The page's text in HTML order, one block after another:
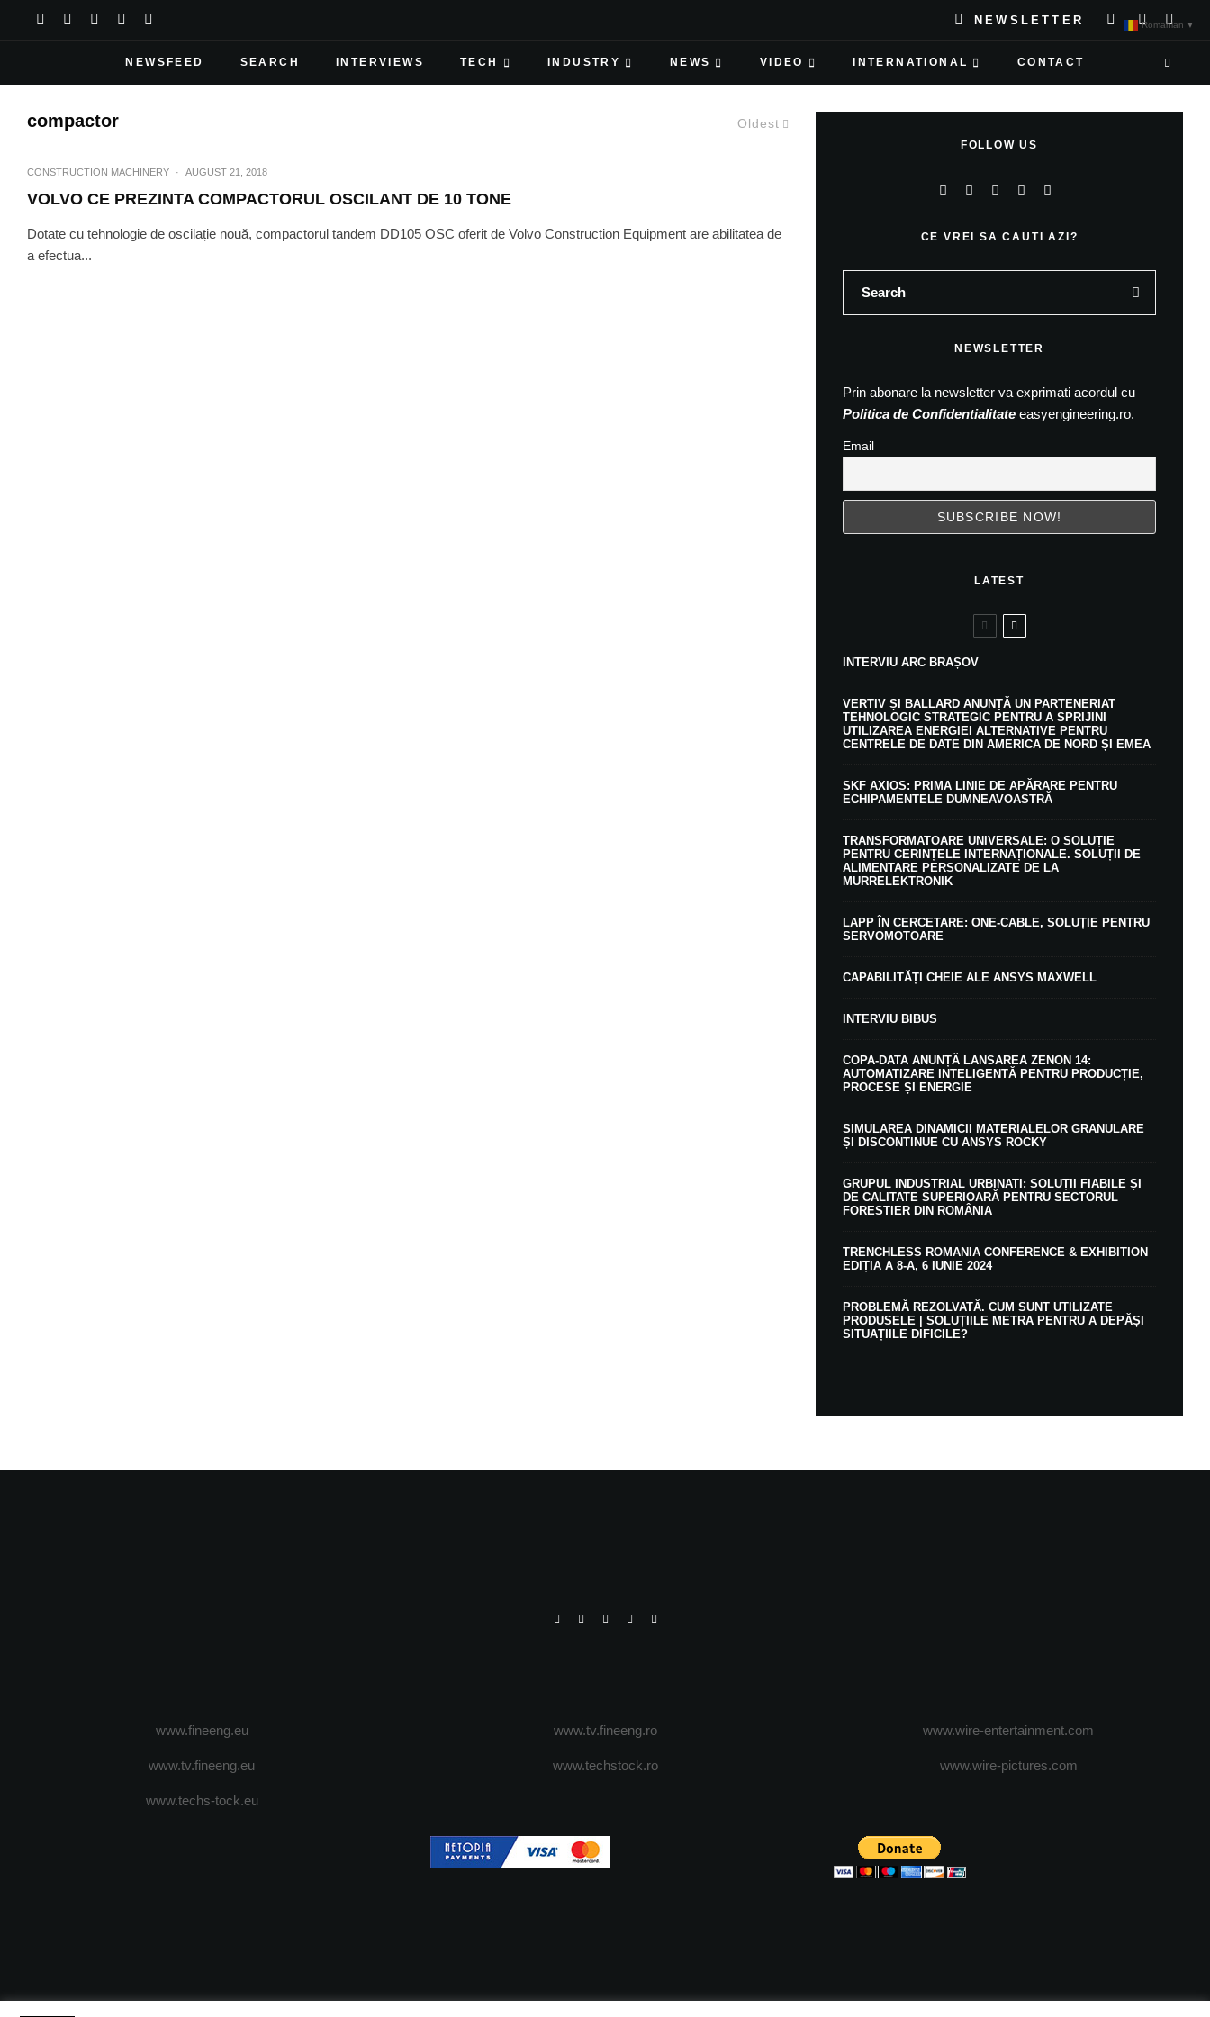
NEWSLETTER
NEWSFEED SEARCH INTERVIEWS TECH INDUSTRY NEWS VIDEO INTERNATIONAL CONTACT
Oldest
compactor
CONSTRUCTION MACHINERY · AUGUST 21, 2018
VOLVO CE PREZINTA COMPACTORUL OSCILANT DE 10 TONE
Dotate cu tehnologie de oscilație nouă, compactorul tandem DD105 OSC oferit de Volvo Construction Equipment are abilitatea de
a efectua...
FOLLOW US
CE VREI SA CAUTI AZI?
NEWSLETTER
Prin abonare la newsletter va exprimati acordul cu
Politica de Confidentialitate easyengineering.ro.
Email
LATEST
INTERVIU ARC BRAȘOV
VERTIV ȘI BALLARD ANUNȚĂ UN PARTENERIAT
TEHNOLOGIC STRATEGIC PENTRU A SPRIJINI
UTILIZAREA ENERGIEI ALTERNATIVE PENTRU
CENTRELE DE DATE DIN AMERICA DE NORD ȘI EMEA
SKF AXIOS: PRIMA LINIE DE APĂRARE PENTRU
ECHIPAMENTELE DUMNEAVOASTRĂ
TRANSFORMATOARE UNIVERSALE: O SOLUȚIE
PENTRU CERINȚELE INTERNAȚIONALE. SOLUȚII DE
ALIMENTARE PERSONALIZATE DE LA
MURRELEKTRONIK
LAPP ÎN CERCETARE: ONE-CABLE, SOLUȚIE PENTRU
SERVOMOTOARE
CAPABILITĂȚI CHEIE ALE ANSYS MAXWELL
INTERVIU BIBUS
COPA-DATA ANUNȚĂ LANSAREA ZENON 14:
AUTOMATIZARE INTELIGENTĂ PENTRU PRODUCȚIE,
PROCESE ȘI ENERGIE
SIMULAREA DINAMICII MATERIALELOR GRANULARE
ȘI DISCONTINUE CU ANSYS ROCKY
GRUPUL INDUSTRIAL URBINATI: SOLUȚII FIABILE ȘI
DE CALITATE SUPERIOARĂ PENTRU SECTORUL
FORESTIER DIN ROMÂNIA
TRENCHLESS ROMANIA CONFERENCE & EXHIBITION
EDIȚIA A 8-A, 6 IUNIE 2024
PROBLEMĂ REZOLVATĂ. CUM SUNT UTILIZATE
PRODUSELE | SOLUȚIILE METRA PENTRU A DEPĂȘI
SITUAȚIILE DIFICILE?
www.fineeng.eu
www.tv.fineeng.eu
www.techs-tock.eu
www.tv.fineeng.ro
www.techstock.ro
www.wire-entertainment.com
www.wire-pictures.com
Romanian ▼